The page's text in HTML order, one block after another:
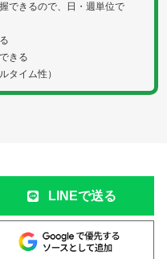
できるので、日・週単位で
きる
タイム性）
LINEで送る